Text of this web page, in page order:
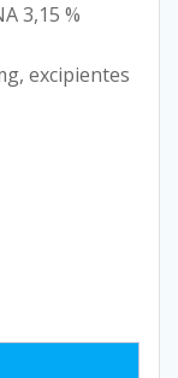
3,15 %
excipientes